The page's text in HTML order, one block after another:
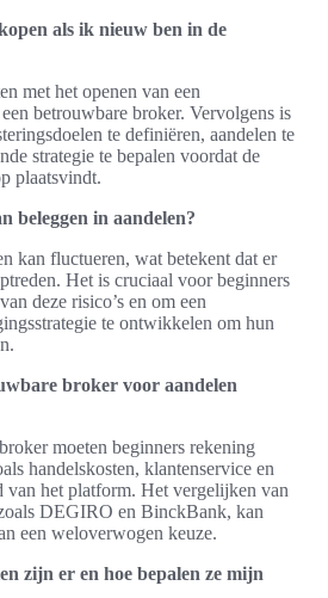
als ik nieuw ben in de
met het openen van een
betrouwbare broker. Vervolgens is
te definiëren, aandelen te
strategie te bepalen voordat de
plaatsvindt.
beleggen in aandelen?
kan fluctueren, wat betekent dat er
Het is cruciaal voor beginners
deze risico’s en om een
te ontwikkelen om hun
broker voor aandelen
moeten beginners rekening
handelskosten, klantenservice en
van het platform. Het vergelijken van
DEGIRO en BinckBank, kan
een weloverwogen keuze.
zijn er en hoe bepalen ze mijn